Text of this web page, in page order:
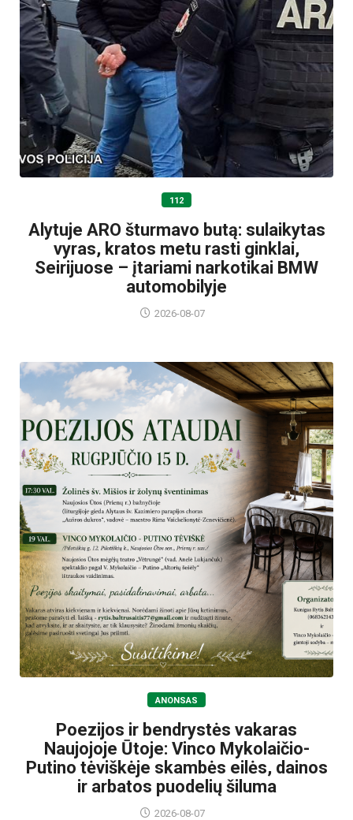
112
Alytuje ARO šturmavo butą: sulaikytas
vyras, kratos metu rasti ginklai,
Seirijuose – įtariami narkotikai BMW
automobilyje
2026-08-07
ANONSAS
Poezijos ir bendrystės vakaras
Naujojoje Ūtoje: Vinco Mykolaičio-
Putino tėviškėje skambės eilės, dainos
ir arbatos puodelių šiluma
2026-08-07